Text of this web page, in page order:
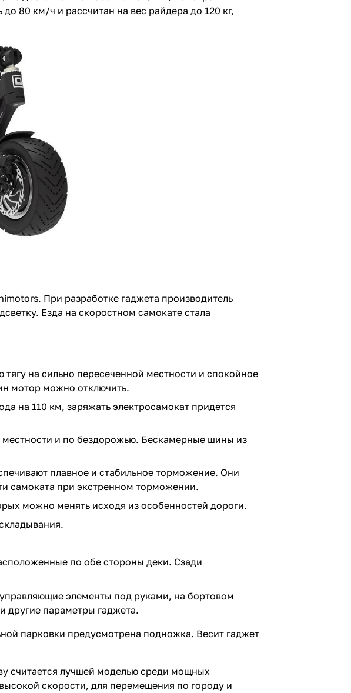
80 км/ч и рассчитан на вес райдера до 120 кг,
При разработке гаджета производитель
Езда на скоростном самокате стала
на сильно пересеченной местности и спокойное
мотор можно отключить.
на 110 км, заряжать электросамокат придется
и по бездорожью. Бескамерные шины из
плавное и стабильное торможение. Они
самоката при экстренном торможении.
можно менять исходя из особенностей дороги.
по обе стороны деки. Сзади
элементы под руками, на бортовом
другие параметры гаджета.
парковки предусмотрена подножка. Весит гаджет
считается лучшей моделью среди мощных
скорости, для перемещения по городу и